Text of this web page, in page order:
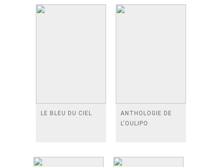
LE BLEU DU CIEL
ANTHOLOGIE DE
L'OULIPO